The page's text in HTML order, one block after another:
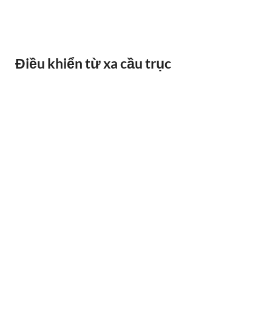
Điều khiển từ xa cầu trục